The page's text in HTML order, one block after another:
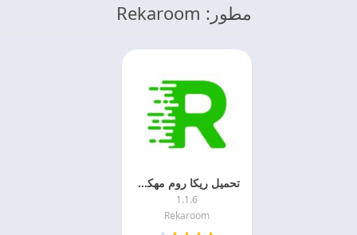
مطور: Rekaroom
تحميل ريكا روم مهكر 2026 rekaroom اخر اصدار مجانا
1.1.6
Rekaroom